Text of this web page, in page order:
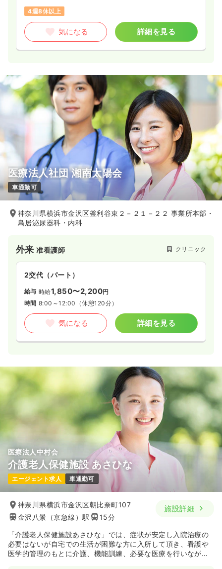
4週8休以上
気になる 詳細を見る
医療法人社団 湘南太陽会
車通勤可
神奈川県横浜市金沢区釜利谷東２－２１－２２ 事業所本部・
鳥居泌尿器科・内科
外来准看護師 クリニック
2交代（パート）
給与 時給1,850〜2,200円
時間 8:00～12:00 （休憩120分）
気になる 詳細を見る
医療法人中村会
介護老人保健施設 あさひな
エージェント求人 車通勤可
神奈川県横浜市金沢区朝比奈町107
金沢八景（京急線）駅
15分
施設詳細
「介護老人保健施設あさひな」では、症状が安定し入院治療の
必要はないが自宅での生活が困難な方に入所して頂き、看護や
医学的管理のもとに介護、機能訓練、必要な医療を行いなが